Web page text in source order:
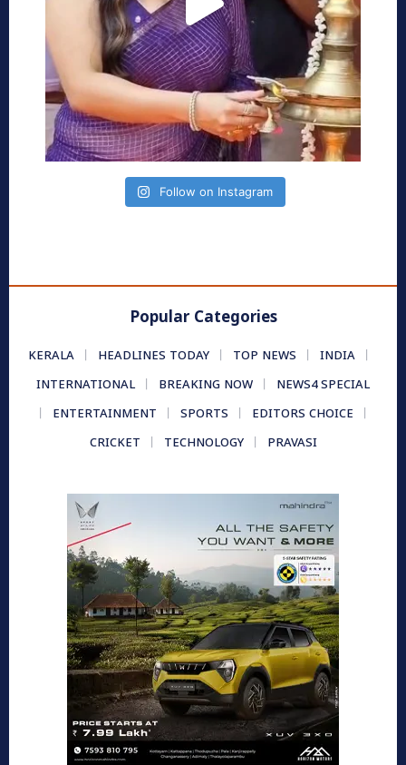
Follow on Instagram
Popular Categories
KERALA HEADLINES TODAY TOP NEWS
INDIA
INTERNATIONAL
BREAKING NOW
NEWS4 SPECIAL
ENTERTAINMENT
SPORTS
EDITORS CHOICE
CRICKET
TECHNOLOGY PRAVASI